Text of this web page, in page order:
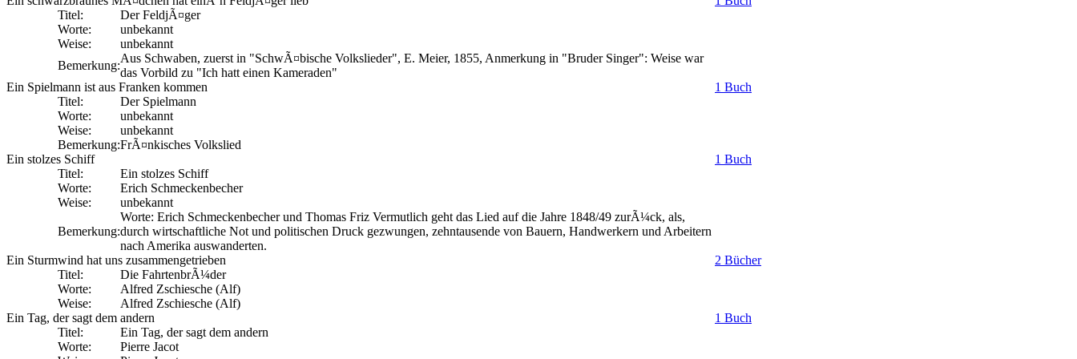
Titel:
Der FeldjÃ¤ger
Worte:
unbekannt
Weise:
unbekannt
Bemerkung:
Aus Schwaben, zuerst in "SchwÃ¤bische Volkslieder", E. Meier, 1855, Anmerkung in "Bruder Singer": Weise war
das Vorbild zu "Ich hatt einen Kameraden"
Ein Spielmann ist aus Franken kommen
1 Buch
Titel:
Der Spielmann
Worte:
unbekannt
Weise:
unbekannt
Bemerkung:FrÃ¤nkisches Volkslied
Ein stolzes Schiff
1 Buch
Titel:
Ein stolzes Schiff
Worte:
Erich Schmeckenbecher
Weise:
unbekannt
Bemerkung:
Worte: Erich Schmeckenbecher und Thomas Friz Vermutlich geht das Lied auf die Jahre 1848/49 zurÃ¼ck, als,
durch wirtschaftliche Not und politischen Druck gezwungen, zehntausende von Bauern, Handwerkern und Arbeitern
nach Amerika auswanderten.
Ein Sturmwind hat uns zusammengetrieben
2 Bücher
Titel:
Die FahrtenbrÃ¼der
Worte:
Alfred Zschiesche (Alf)
Weise:
Alfred Zschiesche (Alf)
Ein Tag, der sagt dem andern
1 Buch
Titel:
Ein Tag, der sagt dem andern
Worte:
Pierre Jacot